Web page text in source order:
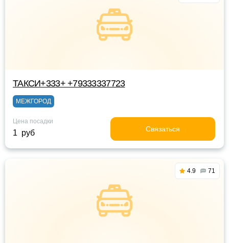
ТАКСИ+333+ +79333337723
МЕЖГОРОД
Цена посадки
1 руб Связаться
4.9 71